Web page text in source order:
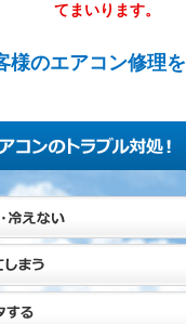
てまいります。
様のエアコン修理